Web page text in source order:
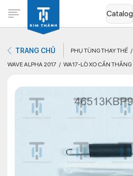
Catalog
TRANG CHỦ PHỤ TÙNG THAY THẾ
WAVE ALPHA 2017
WA17-LÒ XO CẦN THẮNG